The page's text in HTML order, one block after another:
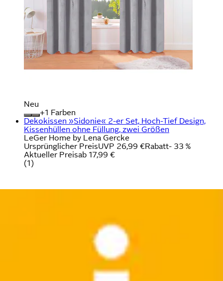
Neu
+
Farben
Dekokissen »Sidonie« 2-er Set, Hoch-Tief Design,
Kissenhüllen ohne Füllung, zwei Größen
LeGer Home by Lena Gercke
Ursprünglicher PreisUVP 26,99 €Rabatt- 33 %
Aktueller Preisab 17,99 €
(1)